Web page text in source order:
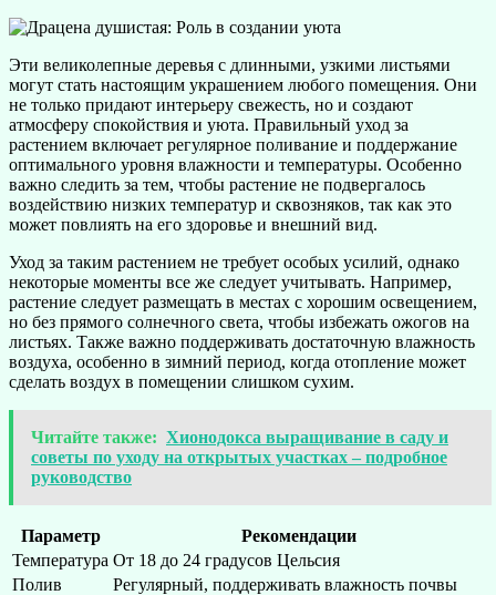
Эти великолепные деревья с длинными, узкими листьями
могут стать настоящим украшением любого помещения. Они
не только придают интерьеру свежесть, но и создают
атмосферу спокойствия и уюта. Правильный уход за
растением включает регулярное поливание и поддержание
оптимального уровня влажности и температуры. Особенно
важно следить за тем, чтобы растение не подвергалось
воздействию низких температур и сквозняков, так как это
может повлиять на его здоровье и внешний вид.
Уход за таким растением не требует особых усилий, однако
некоторые моменты все же следует учитывать. Например,
растение следует размещать в местах с хорошим освещением,
но без прямого солнечного света, чтобы избежать ожогов на
листьях. Также важно поддерживать достаточную влажность
воздуха, особенно в зимний период, когда отопление может
сделать воздух в помещении слишком сухим.
Читайте также: Хионодокса выращивание в саду и
советы по уходу на открытых участках – подробное
руководство
Параметр
Рекомендации
Температура От 18 до 24 градусов Цельсия
Полив
Регулярный, поддерживать влажность почвы